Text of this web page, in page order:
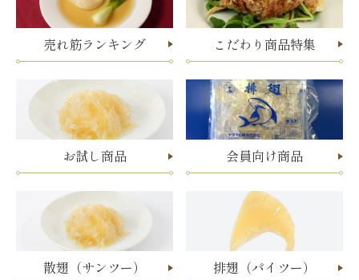
売れ筋ランキング こだわり商品特集
お試し商品 会員向け商品
散翅（サンツー） 排翅（パイツー）